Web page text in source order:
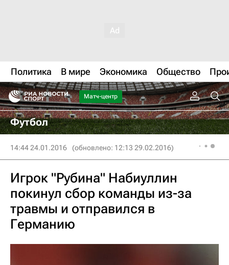
Политика В мире Экономика Общество
Матч-центр
Футбол
14:44 24.01.2016 (обновлено: 12:13 29.02.2016)
Игрок "Рубина" Набиуллин
покинул сбор команды из-за
травмы и отправился в
Германию